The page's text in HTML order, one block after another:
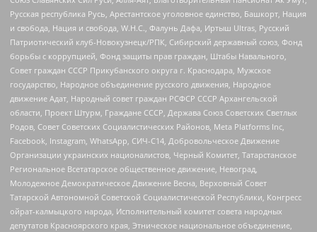
Русская республика Русь, Арестантское уголовное единство, Башкорт, Нация
и свобода, Нация и свобода, W.H.С., Фалунь Дафа, Иртыш Ultras, Русский
Патриотический клуб-Новокузнецк/РПК, Сибирский державный союз, Фонд
борьбы с коррупцией, Фонд защиты прав граждан, Штабы Навального,
Совет граждан СССР Прикубанского округа г. Краснодара, Мужское
государство, Народное объединение русского движения, Народное
движение Адат, Народный совет граждан РСФСР СССР Архангельской
области, Проект Штурм, Граждане СССР, Держава Союз Советских Светлых
Родов, Совет Советских Социалистических Районов, Meta Platforms Inc,
Facebook, Instagram, WhatsApp, СИЧ-С14, Добровольческое Движение
Организации украинских националистов, Черный Комитет, Татарстанское
Региональное Всетатарское общественное движение, Невоград,
Молодежное Демократическое Движение Весна, Верховный Совет
Татарской Автономной Советской Социалистической Республики, Конгресс
ойрат-калмыцкого народа, Исполнительный комитет совета народных
депутатов Красноярского края, Этническое национальное объединение,